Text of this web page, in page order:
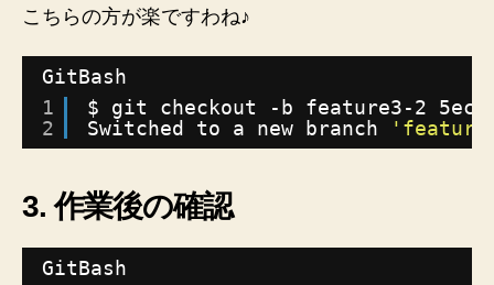
こちらの方が楽ですわね♪
GitBash
1
2
$ git checkout -b feature3-2
Switched to a new branch
3. 作業後の確認
GitBash